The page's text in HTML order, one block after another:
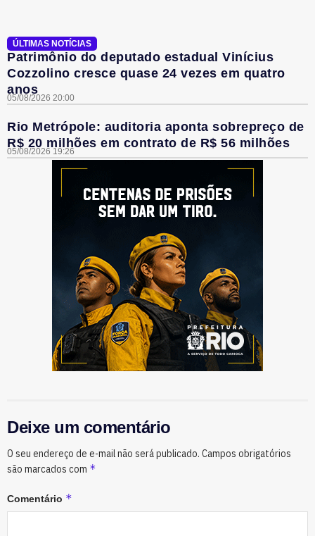
ÚLTIMAS NOTÍCIAS
Patrimônio do deputado estadual Vinícius
Cozzolino cresce quase 24 vezes em quatro
anos
05/08/2026 20:00
Rio Metrópole: auditoria aponta sobrepreço de
R$ 20 milhões em contrato de R$ 56 milhões
05/08/2026 19:26
Deixe um comentário
O seu endereço de e-mail não será publicado. Campos obrigatórios
são marcados com *
Comentário *